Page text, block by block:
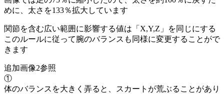
めに、太さを133％拡大しています
関節を含む広い範囲に影響する値は「X,Y,Z」を同じにする
このルールに従って腕のバランスも同様に変更することがで
きます
追加画像2参照
①
体のバランスを大きく弄ると、スカートが荒ぶることがあり